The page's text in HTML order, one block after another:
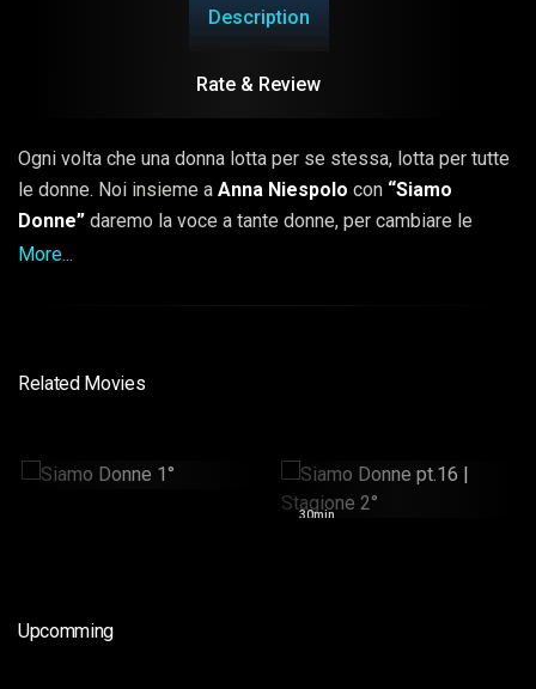
Description
Rate & Review
Ogni volta che una donna lotta per se stessa, lotta per tutte
le donne. Noi insieme a Anna Niespolo con “Siamo
Donne” daremo la voce a tante donne, per cambiare le
cose, per denunciare, per raccontare le loro storie, ma
More...
Related Movies
Siamo Donne 1°
Siamo Donne Pt.16 |
Stagione 2°
30min
Upcomming